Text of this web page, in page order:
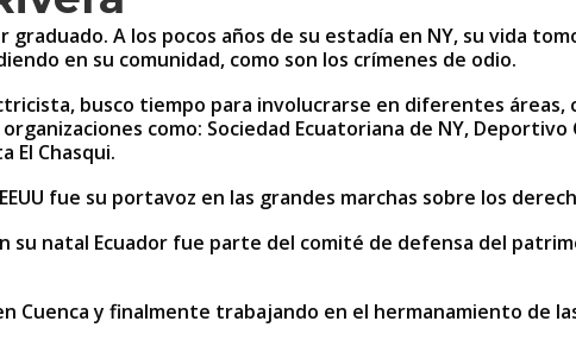
graduado. A los pocos años de su estadía en NY, su vida
en su comunidad, como son los crímenes de odio.
busco tiempo para involucrarse en diferentes
como: Sociedad Ecuatoriana de NY, Deportivo
El Chasqui.
fue su portavoz en las grandes marchas sobre los
natal Ecuador fue parte del comité de defensa del
Cuenca y finalmente trabajando en el hermanamiento de